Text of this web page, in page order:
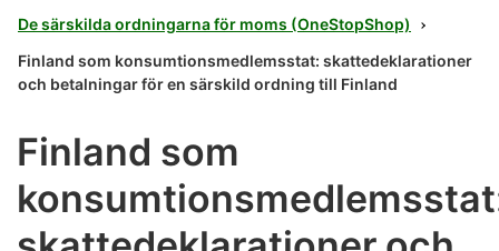
De särskilda ordningarna för moms (OneStopShop)
Finland som konsumtionsmedlemsstat: skattedeklarationer
och betalningar för en särskild ordning till Finland
Finland som